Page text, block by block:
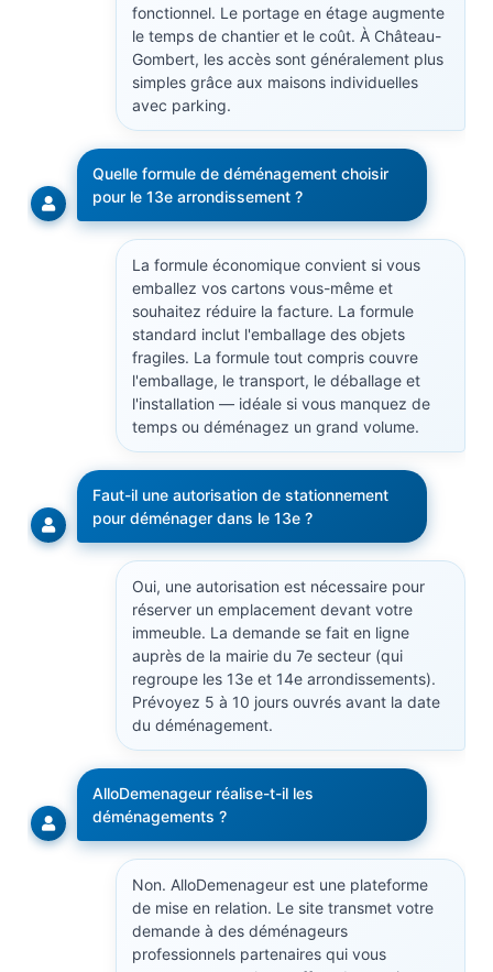
fonctionnel. Le portage en étage augmente
le temps de chantier et le coût. À Château-
Gombert, les accès sont généralement plus
simples grâce aux maisons individuelles
avec parking.
Quelle formule de déménagement choisir
pour le 13e arrondissement ?
La formule économique convient si vous
emballez vos cartons vous-même et
souhaitez réduire la facture. La formule
standard inclut l'emballage des objets
fragiles. La formule tout compris couvre
l'emballage, le transport, le déballage et
l'installation — idéale si vous manquez de
temps ou déménagez un grand volume.
Faut-il une autorisation de stationnement
pour déménager dans le 13e ?
Oui, une autorisation est nécessaire pour
réserver un emplacement devant votre
immeuble. La demande se fait en ligne
auprès de la mairie du 7e secteur (qui
regroupe les 13e et 14e arrondissements).
Prévoyez 5 à 10 jours ouvrés avant la date
du déménagement.
AlloDemenageur réalise-t-il les
déménagements ?
Non. AlloDemenageur est une plateforme
de mise en relation. Le site transmet votre
demande à des déménageurs
professionnels partenaires qui vous